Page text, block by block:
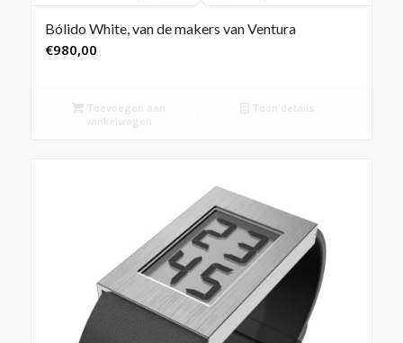
Bólido White, van de makers van Ventura
€980,00
Toevoegen aan
winkelwagen
Toon details